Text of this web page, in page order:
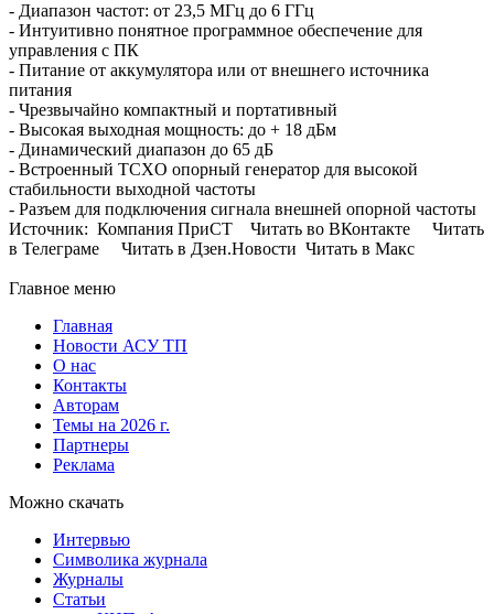
- Диапазон частот: от 23,5 МГц до 6 ГГц
- Интуитивно понятное программное обеспечение для
управления с ПК
- Питание от аккумулятора или от внешнего источника
питания
- Чрезвычайно компактный и портативный
- Высокая выходная мощность: до + 18 дБм
- Динамический диапазон до 65 дБ
- Встроенный TCXO опорный генератор для высокой
стабильности выходной частоты
- Разъем для подключения сигнала внешней опорной частоты
Источник: Компания ПриСТ Читать во ВКонтакте Читать
в Телеграме Читать в Дзен.Новости Читать в Макс
Главное меню
Главная
Новости АСУ ТП
О нас
Контакты
Авторам
Темы на 2026 г.
Партнеры
Реклама
Можно скачать
Интервью
Символика журнала
Журналы
Статьи